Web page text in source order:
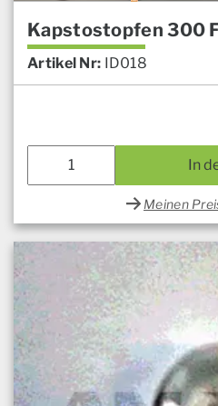
Kapstostopfen 300
Artikel Nr: ID018
In
Meinen